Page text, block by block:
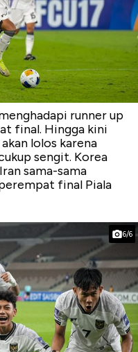
runner up
final. Hingga kini
lolos karena
sengit. Korea
sama-sama
final Piala
6/6